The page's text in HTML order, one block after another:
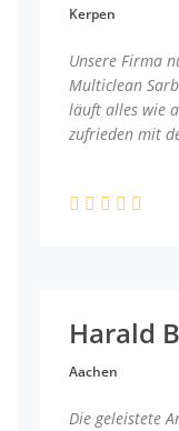
Kerpen
Unsere Firma
Multiclean
läuft alles wie
zufrieden mit
Harald
Aachen
Die geleistete